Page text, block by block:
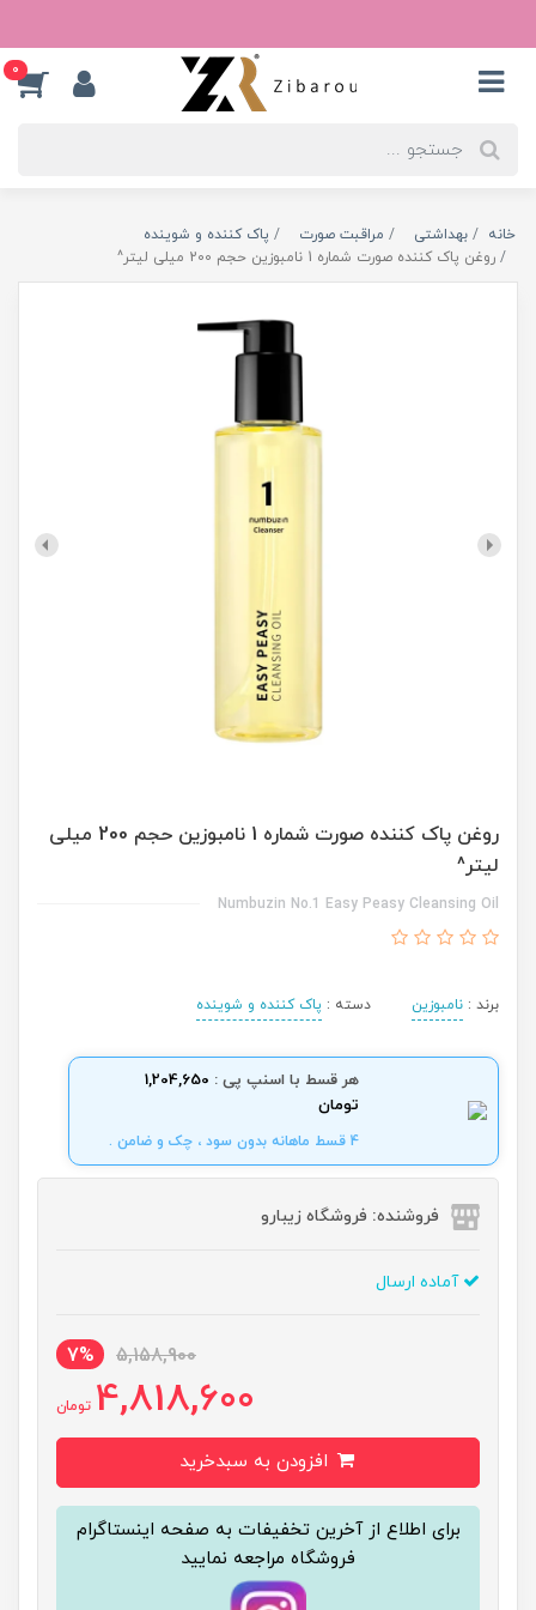
0
خانه بهداشتی مراقبت صورت
پاک کننده و شوینده
روغن پاک کننده صورت شماره 1 نامبوزین حجم 200 میلی لیتر^
روغن پاک کننده صورت شماره 1 نامبوزین حجم 200 میلی
لیتر^
Numbuzin No.1 Easy Peasy Cleansing Oil
برند : نامبوزین دسته : پاک کننده و شوینده
هر قسط با اسنپ پی : 1,204,650
تومان
4 قسط ماهانه بدون سود ، چک و ضامن .
فروشنده: فروشگاه زیبارو
آماده ارسال
5,158,900
7%
4,818,600 تومان
برای اطلاع از آخرین تخفیفات به صفحه اینستاگرام
فروشگاه مراجعه نمایید